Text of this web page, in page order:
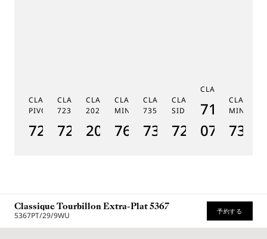
CLASSIQUE RÉGULATEUR À
PIVOT MAGNÉTIQUE 7225
7225BH/0H/9V6
CLASSIQUE PHASE DE LUNE
7235
7235BH/0H/9V6
CLASSIQUE SOUSCRIPTION
2025
2025BH/28/9W6
CLASSIQUE RÉPÉTITION
MINUTES 7637
7637BB/2Y/9ZU
CLASSIQUE TOURBILLON
7357
7357BH/1H/386
CLASSIQUE
SIDÉRAL 7255
7255PT/2N/
CLASSIQUE 7185
7185BH/
07
Classique Tourbillon Extra-Plat 5367
5367PT/29/9WU 予約する